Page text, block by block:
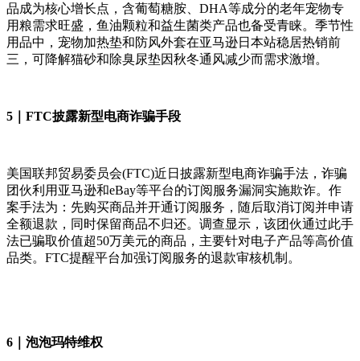
品成为核心增长点，含葡萄糖胺、DHA等成分的老年宠物专
用粮需求旺盛，鱼油颗粒和益生菌类产品也备受青睐。季节性
用品中，宠物加热垫和防风外套在亚马逊日本站稳居热销前
三，可降解猫砂和除臭尿垫因秋冬通风减少而需求激增。
5｜FTC披露新型电商诈骗手段
美国联邦贸易委员会(FTC)近日披露新型电商诈骗手法，诈骗
团伙利用亚马逊和eBay等平台的订阅服务漏洞实施欺诈。作
案手法为：先购买商品并开通订阅服务，随后取消订阅并申请
全额退款，同时保留商品不归还。调查显示，该团伙通过此手
法已骗取价值超50万美元的商品，主要针对电子产品等高价值
品类。FTC提醒平台加强订阅服务的退款审核机制。
6｜泡泡玛特维权